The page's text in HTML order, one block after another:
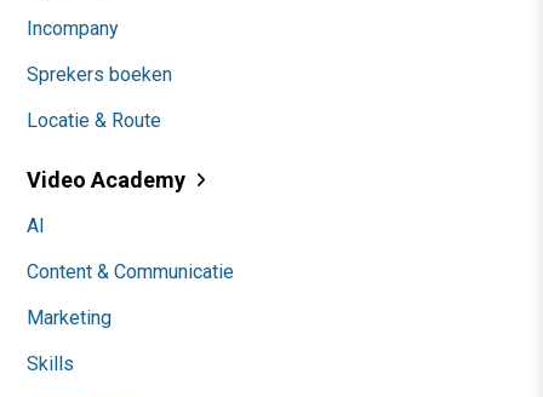
Incompany
Sprekers boeken
Locatie & Route
Video Academy
AI
Content & Communicatie
Marketing
Skills